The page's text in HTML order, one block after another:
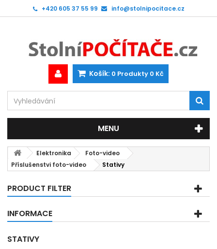
+420 605 37 55 99 info@stolnipocitace.cz
Košík: 0 Produkty 0 Kč
MENU
Elektronika
Foto-video
Příslušenstvi foto-video
Stativy
PRODUCT FILTER
INFORMACE
STATIVY